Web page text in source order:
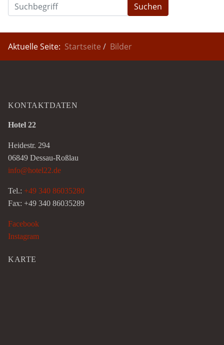
Suchen
Aktuelle Seite: Startseite Bilder
KONTAKTDATEN
Hotel 22
Heidestr. 294
06849 Dessau-Roßlau
info@hotel22.de
Tel.: +49 340 86035280
Fax: +49 340 86035289
Facebook
Instagram
KARTE